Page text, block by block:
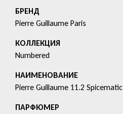
БРЕНД
Pierre Guillaume Paris
КОЛЛЕКЦИЯ
Numbered
HАИМЕНОВАНИЕ
Pierre Guillaume 11.2 Spicematic
ПАРФЮМЕР